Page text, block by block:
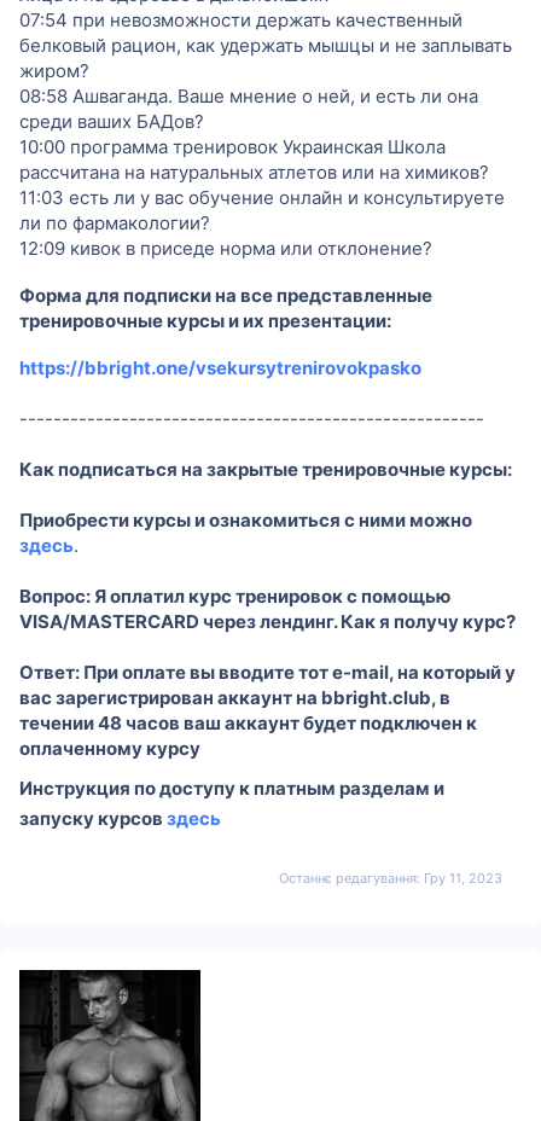
07:54 при невозможности держать качественный
белковый рацион, как удержать мышцы и не заплывать
жиром?
08:58 Ашваганда. Ваше мнение о ней, и есть ли она
среди ваших БАДов?
10:00 программа тренировок Украинская Школа
рассчитана на натуральных атлетов или на химиков?
11:03 есть ли у вас обучение онлайн и консультируете
ли по фармакологии?
12:09 кивок в приседе норма или отклонение?
Форма для подписки на все представленные
тренировочные курсы и их презентации:
https://bbright.one/vsekursytrenirovokpasko
-------------------------------------------------------
Как подписаться на закрытые тренировочные курсы:
Приобрести курсы и ознакомиться с ними можно
здесь.
Вопрос: Я оплатил курс тренировок с помощью
VISA/MASTERCARD через лендинг. Как я получу курс?
Ответ: При оплате вы вводите тот e-mail, на который у
вас зарегистрирован аккаунт на bbright.club, в
течении 48 часов ваш аккаунт будет подключен к
оплаченному курсу
Инструкция по доступу к платным разделам и
запуску курсов здесь
Останнє редагування: Гру 11, 2023